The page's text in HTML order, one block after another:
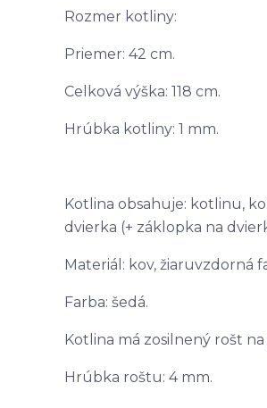
Rozmer kotliny:
Priemer: 42 cm.
Celková výška: 118 cm.
Hrúbka kotliny: 1 mm.
Kotlina obsahuje: kotlinu,
dvierka (+ záklopka na
Materiál: kov, žiaruvzdorná
Farba: šedá.
Kotlina má zosilnený rošt
Hrúbka roštu: 4 mm.